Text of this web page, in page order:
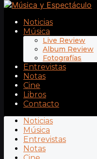
Noticias
Música
Live Review
Album Review
Fotografías
Entrevistas
Notas
Cine
Libros
Contacto
Noticias
Música
Entrevistas
Notas